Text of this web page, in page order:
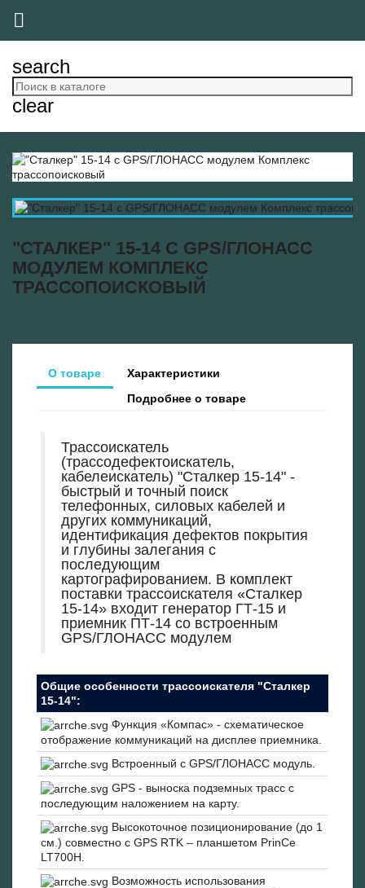

search
clear
"СТАЛКЕР" 15-14 С GPS/ГЛОНАСС
МОДУЛЕМ КОМПЛЕКС
ТРАССОПОИСКОВЫЙ
О товаре
Характеристики
Подробнее о товаре
Трассоискатель
(трассодефектоискатель,
кабелеискатель) "Сталкер 15-14" -
быстрый и точный поиск
телефонных, силовых кабелей и
других коммуникаций,
идентификация дефектов покрытия
и глубины залегания с
последующим
картографированием. В комплект
поставки трассоискателя «Сталкер
15-14» входит генератор ГТ-15 и
приемник ПТ-14 со встроенным
GPS/ГЛОНАСС модулем
Общие особенности трассоискателя "Сталкер
15-14":
Функция «Компас» - схематическое
отображение коммуникаций на дисплее приемника.
Встроенный с GPS/ГЛОНАСС модуль.
GPS - выноска подземных трасс с
последующим наложением на карту.
Высокоточное позиционирование (до 1
см.) совместно с GPS RTK – планшетом PrinCe
LT700H.
Возможность использования